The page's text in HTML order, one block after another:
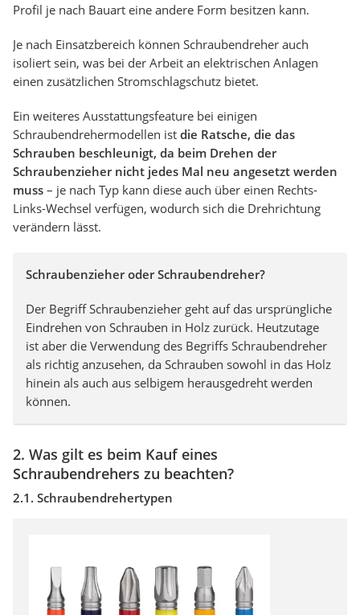
Profil je nach Bauart eine andere Form besitzen kann.
Je nach Einsatzbereich können Schraubendreher auch
isoliert sein, was bei der Arbeit an elektrischen Anlagen
einen zusätzlichen Stromschlagschutz bietet.
Ein weiteres Ausstattungsfeature bei einigen
Schraubendrehermodellen ist die Ratsche, die das
Schrauben beschleunigt, da beim Drehen der
Schraubenzieher nicht jedes Mal neu angesetzt werden
muss – je nach Typ kann diese auch über einen Rechts-
Links-Wechsel verfügen, wodurch sich die Drehrichtung
verändern lässt.
Schraubenzieher oder Schraubendreher?
Der Begriff Schraubenzieher geht auf das ursprüngliche
Eindrehen von Schrauben in Holz zurück. Heutzutage
ist aber die Verwendung des Begriffs Schraubendreher
als richtig anzusehen, da Schrauben sowohl in das Holz
hinein als auch aus selbigem herausgedreht werden
können.
2. Was gilt es beim Kauf eines
Schraubendrehers zu beachten?
2.1. Schraubendrehertypen